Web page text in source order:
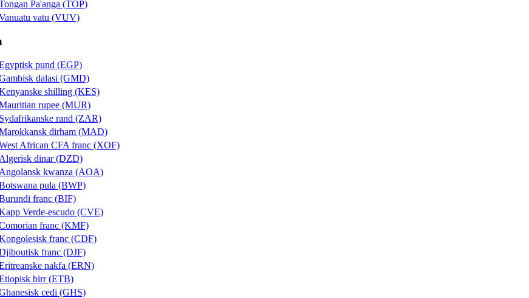
Pa'anga (TOP)
vatu (VUV)
pund (EGP)
dalasi (GMD)
shilling (KES)
rupee (MUR)
Sydafrikanske rand (ZAR)
dirham (MAD)
African CFA franc (XOF)
Algerisk dinar (DZD)
Angolansk kwanza (AOA)
pula (BWP)
franc (BIF)
Verde-escudo (CVE)
franc (KMF)
franc (CDF)
franc (DJF)
nakfa (ERN)
birr (ETB)
cedi (GHS)